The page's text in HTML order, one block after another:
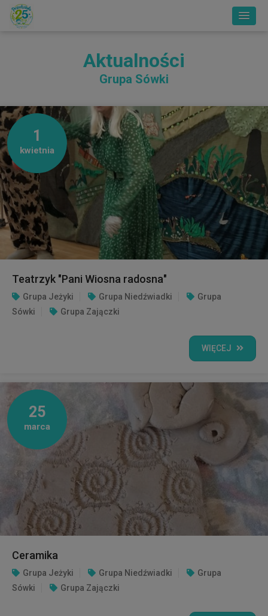
Aktualności
Grupa Sówki
1
kwietnia
Teatrzyk "Pani Wiosna radosna"
Grupa Jeżyki Grupa Niedźwiadki
Grupa
Sówki
Grupa Zajączki
WIĘCEJ
25
marca
Ceramika
Grupa Jeżyki Grupa Niedźwiadki
Grupa
Sówki
Grupa Zajączki